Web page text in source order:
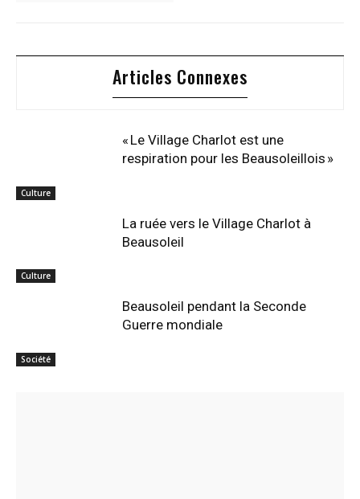
Articles Connexes
Culture
« Le Village Charlot est une
respiration pour les Beausoleillois »
Culture
La ruée vers le Village Charlot à
Beausoleil
Société
Beausoleil pendant la Seconde
Guerre mondiale